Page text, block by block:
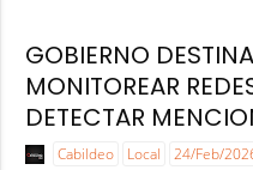
GOBIERNO
MONITOREAR
DETECTAR
Cabildeo Local 24/Feb/